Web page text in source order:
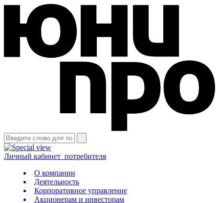
Личный кабинет потребителя
О компании
Деятельность
Корпоративное управление
Акционерам и инвесторам